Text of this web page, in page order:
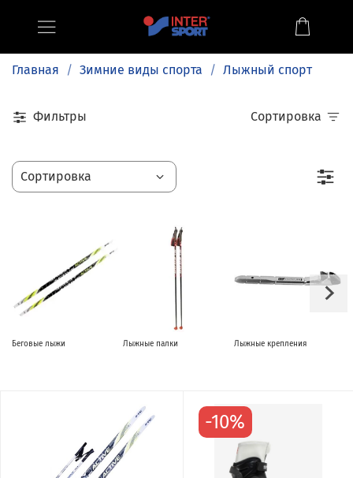
Главная Зимние виды спорта Лыжный спорт
Фильтры Сортировка
Беговые лыжи Лыжные палки Лыжные крепления
-10%